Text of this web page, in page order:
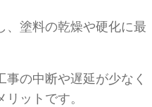
、塗料の乾燥や硬化に最
の中断や遅延が少なく
ットです。